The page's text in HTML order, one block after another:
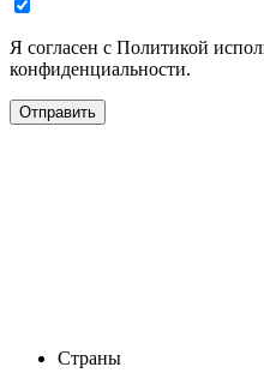
Я согласен с Политикой
конфиденциальности.
Страны